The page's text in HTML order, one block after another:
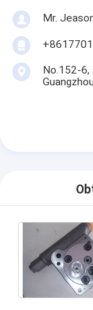
Mr.
No.152-6,